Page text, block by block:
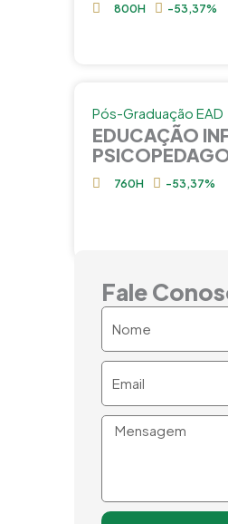
800H -53,37%
Pós-Graduação EAD
EDUCAÇÃO
760H -53,37%
Fale
Mensagem